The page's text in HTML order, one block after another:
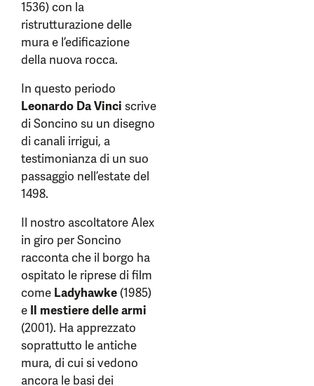
1536) con la
ristrutturazione delle
mura e l’edificazione
della nuova rocca.
In questo periodo
Leonardo Da Vinci scrive
di Soncino su un disegno
di canali irrigui, a
testimonianza di un suo
passaggio nell’estate del
1498.
Il nostro ascoltatore Alex
in giro per Soncino
racconta che il borgo ha
ospitato le riprese di film
come Ladyhawke (1985)
e Il mestiere delle armi
(2001). Ha apprezzato
soprattutto le antiche
mura, di cui si vedono
ancora le basi dei